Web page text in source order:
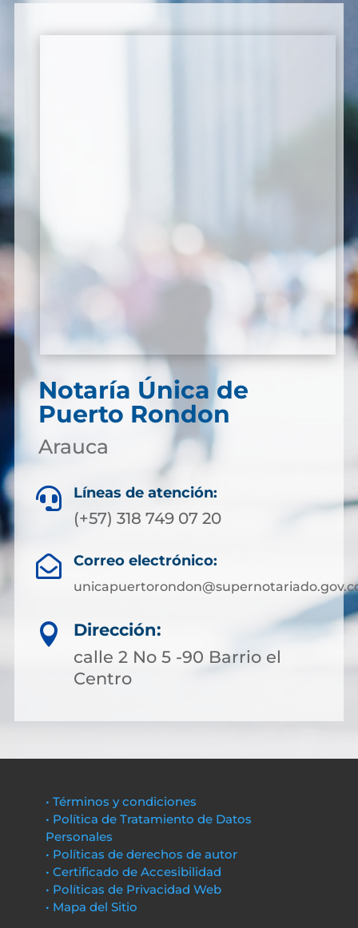
Notaría Única de
Puerto Rondon
Arauca
 Líneas de atención:
(+57) 318 749 07 20
 Correo electrónico:

Dirección:
calle 2 No 5 -90 Barrio el
Centro
• Términos y condiciones
• Política de Tratamiento de Datos
Personales
• Políticas de derechos de autor
• Certificado de Accesibilidad
• Políticas de Privacidad Web
• Mapa del Sitio